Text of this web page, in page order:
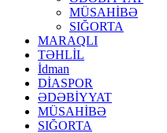
MÜSAHİBƏ
SIĞORTA
MARAQLI
TƏHLİL
İdman
DİASPOR
ƏDƏBİYYAT
MÜSAHİBƏ
SIĞORTA